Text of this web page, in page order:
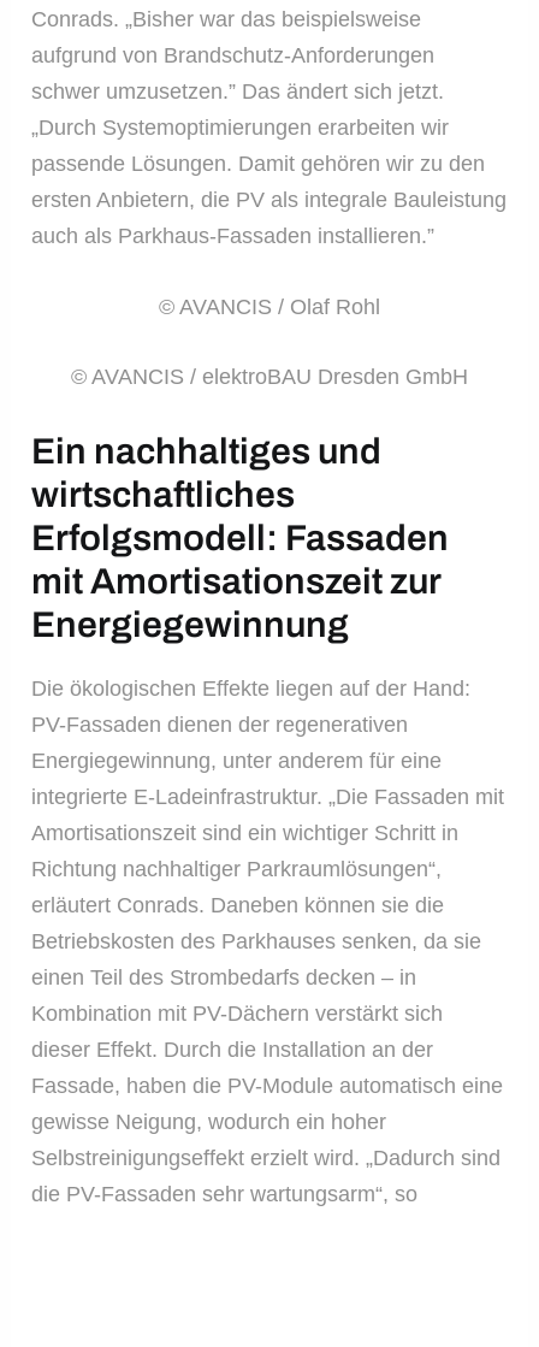
Conrads. „Bisher war das beispielsweise
aufgrund von Brandschutz-Anforderungen
schwer umzusetzen.” Das ändert sich jetzt.
„Durch Systemoptimierungen erarbeiten wir
passende Lösungen. Damit gehören wir zu den
ersten Anbietern, die PV als integrale Bauleistung
auch als Parkhaus-Fassaden installieren.”
© AVANCIS / Olaf Rohl
© AVANCIS / elektroBAU Dresden GmbH
Ein nachhaltiges und
wirtschaftliches
Erfolgsmodell: Fassaden
mit Amortisationszeit zur
Energiegewinnung
Die ökologischen Effekte liegen auf der Hand:
PV-Fassaden dienen der regenerativen
Energiegewinnung, unter anderem für eine
integrierte E-Ladeinfrastruktur. „Die Fassaden mit
Amortisationszeit sind ein wichtiger Schritt in
Richtung nachhaltiger Parkraumlösungen“,
erläutert Conrads. Daneben können sie die
Betriebskosten des Parkhauses senken, da sie
einen Teil des Strombedarfs decken – in
Kombination mit PV-Dächern verstärkt sich
dieser Effekt. Durch die Installation an der
Fassade, haben die PV-Module automatisch eine
gewisse Neigung, wodurch ein hoher
Selbstreinigungseffekt erzielt wird. „Dadurch sind
die PV-Fassaden sehr wartungsarm“, so